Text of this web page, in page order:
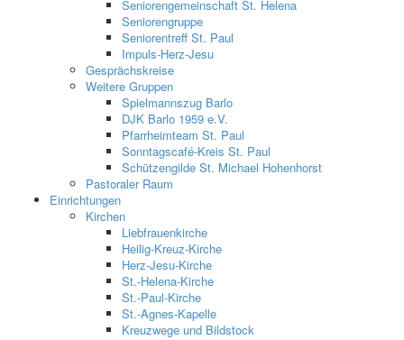
Seniorengemeinschaft St. Helena
Seniorengruppe
Seniorentreff St. Paul
Impuls-Herz-Jesu
Gesprächskreise
Weitere Gruppen
Spielmannszug Barlo
DJK Barlo 1959 e.V.
Pfarrheimteam St. Paul
Sonntagscafé-Kreis St. Paul
Schützengilde St. Michael Hohenhorst
Pastoraler Raum
Einrichtungen
Kirchen
Liebfrauenkirche
Heilig-Kreuz-Kirche
Herz-Jesu-Kirche
St.-Helena-Kirche
St.-Paul-Kirche
St.-Agnes-Kapelle
Kreuzwege und Bildstock